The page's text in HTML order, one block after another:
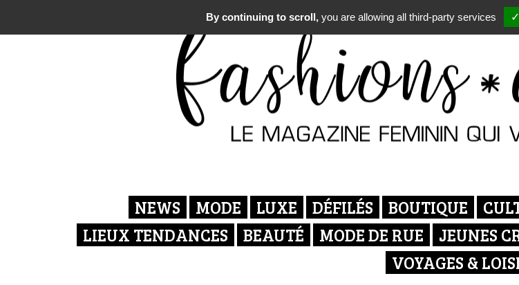
NEWS MODE LUXE DÉFILÉS BOUTIQUE
LIEUX TENDANCES
BEAUTÉ MODE DE RUE JEUNES
VOYAGES &
By continuing to scroll, you are allowing all third-party services